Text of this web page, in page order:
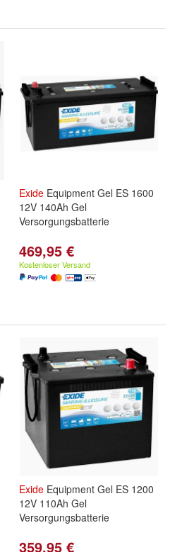
Exide Equipment Gel ES 1600
12V 140Ah Gel
Versorgungsbatterie
469,95 €
Kostenloser Versand
Exide Equipment Gel ES 1200
12V 110Ah Gel
Versorgungsbatterie
359,95 €